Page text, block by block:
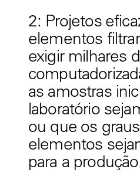
2: Projetos
elementos
exigir milhares
as amostras
laboratório
ou que os
elementos
para a